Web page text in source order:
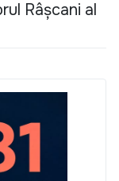
Râșcani al